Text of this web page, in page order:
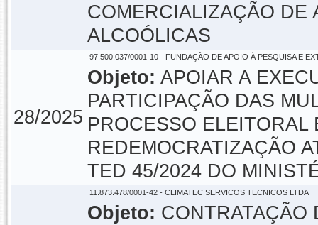
COMERCIALIZAÇÃO DE
ALCOÓLICAS
28/2025
97.500.037/0001-10 - FUNDAÇÃO DE APOIO À PESQUISA E
Objeto: APOIAR A
PARTICIPAÇÃO DAS
PROCESSO ELEITORAL
REDEMOCRATIZAÇÃO
TED 45/2024 DO
11.873.478/0001-42 - CLIMATEC SERVICOS TECNICOS LTDA
Objeto: CONTRATAÇÃO